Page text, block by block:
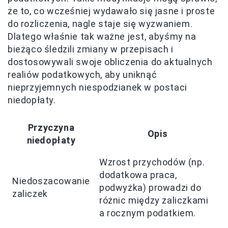
że to, co wcześniej wydawało się jasne i proste
do rozliczenia, nagle staje się wyzwaniem.
Dlatego właśnie tak ważne jest, abyśmy na
bieżąco śledzili zmiany w przepisach i
dostosowywali swoje obliczenia do aktualnych
realiów podatkowych, aby uniknąć
nieprzyjemnych niespodzianek w postaci
niedopłaty.
Przyczyna
niedopłaty
Opis
Niedoszacowanie
zaliczek
Wzrost przychodów (np.
dodatkowa praca,
podwyżka) prowadzi do
różnic między zaliczkami
a rocznym podatkiem.